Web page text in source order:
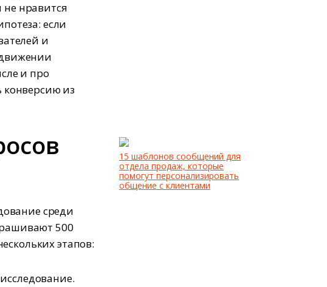
нравится
если
и
и про
конверсию из
среди
500
этапов:
15 шаблонов сообщений для
отдела продаж, которые
помогут персонализировать
общение с клиентами